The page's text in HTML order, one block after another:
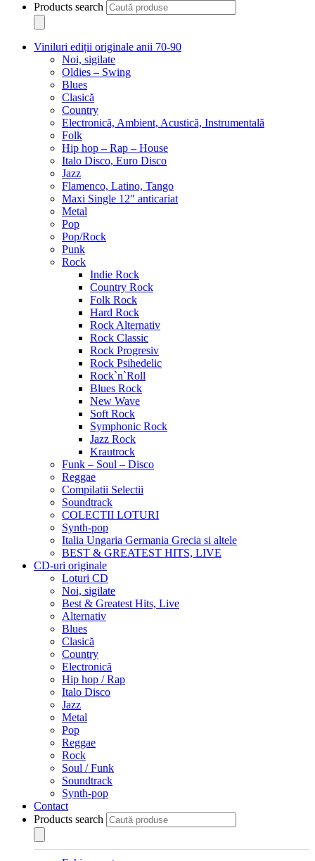
Products search
Viniluri ediții originale anii 70-90
Noi, sigilate
Oldies – Swing
Blues
Clasică
Country
Electronică, Ambient, Acustică, Instrumentală
Folk
Hip hop – Rap – House
Italo Disco, Euro Disco
Jazz
Flamenco, Latino, Tango
Maxi Single 12″ anticariat
Metal
Pop
Pop/Rock
Punk
Rock
Indie Rock
Country Rock
Folk Rock
Hard Rock
Rock Alternativ
Rock Classic
Rock Progresiv
Rock Psihedelic
Rock`n`Roll
Blues Rock
New Wave
Soft Rock
Symphonic Rock
Jazz Rock
Krautrock
Funk – Soul – Disco
Reggae
Compilatii Selectii
Soundtrack
COLECTII LOTURI
Synth-pop
Italia Ungaria Germania Grecia si altele
BEST & GREATEST HITS, LIVE
CD-uri originale
Loturi CD
Noi, sigilate
Best & Greatest Hits, Live
Alternativ
Blues
Clasică
Country
Electronică
Hip hop / Rap
Italo Disco
Jazz
Metal
Pop
Reggae
Rock
Soul / Funk
Soundtrack
Synth-pop
Contact
Products search